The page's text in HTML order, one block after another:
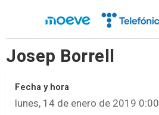
Josep Borrell
Fecha y hora
lunes, 14 de enero de 2019 0:00